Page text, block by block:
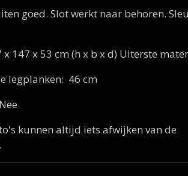
goed. Slot werkt naar behoren.
147 x 53 cm (h x b x d) Uiterste
legplanken: 46 cm
kunnen altijd iets afwijken van de